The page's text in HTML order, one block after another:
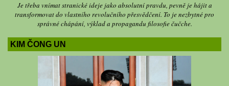
Je třeba vnímat stranické ideje jako absolutní pravdu, pevně je hájit a
transformovat do vlastního revolučního přesvědčení. To je nezbytné pro
správné chápání, výklad a propagandu filosofie čučche.
KIM ČONG UN